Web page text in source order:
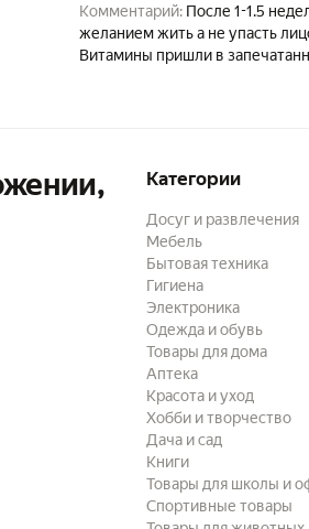
Комментарий: После 1-1.5
желанием жить а не упасть
Витамины пришли в
Категории
Досуг и развлечения
Мебель
Бытовая техника
Гигиена
Электроника
Одежда и обувь
Товары для дома
Аптека
Красота и уход
Хобби и творчество
Дача и сад
Книги
Товары для школы и
Спортивные товары